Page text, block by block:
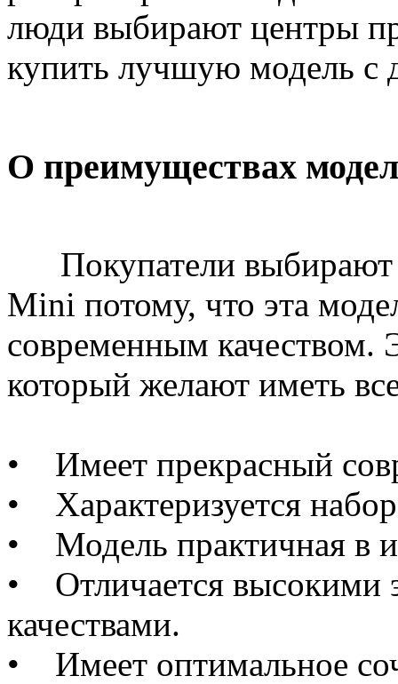
люди выбирают центры
купить лучшую модель с
О преимуществах
Покупатели выбирают
Mini потому, что эта
современным качеством.
который желают иметь
• Имеет прекрасный
• Характеризуется
• Модель практичная в
• Отличается высокими
качествами.
• Имеет оптимальное